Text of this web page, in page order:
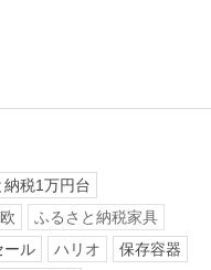
納税1万円台
ふるさと納税家具
ール ハリオ
保存容器